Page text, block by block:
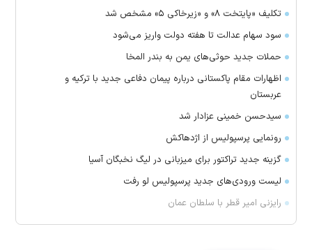
تکلیف «پایتخت ۸» و «زیرخاکی ۵» مشخص شد
سود سهام عدالت تا هفته دولت واریز می‌شود
حملات جدید حوثی‌های یمن به بندر المخا
اظهارات مقام پاکستانی درباره پیمان دفاعی جدید با ترکیه و
عربستان
سیدحسن خمینی عزادار شد
رونمایی پرسپولیس از اژدهاکش
گزینه جدید تراکتور برای میزبانی در لیگ نخبگان آسیا
لیست ورودی‌های جدید پرسپولیس لو رفت
رایزنی امیر قطر با سلطان عمان